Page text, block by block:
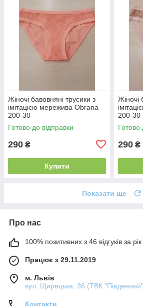
Жіночі бавовняні трусики з
імітацією мережива Obrana
200-30
Готово до відправки
290 ₴
Купити
Жіночі
200-30
Готово
290 ₴
Показати ще
Про нас
100% позитивних з 46 відгуків за рік
Працює з 29.11.2019
м. Львів
вул. Щирецька, 36 (ТВК
Контакти